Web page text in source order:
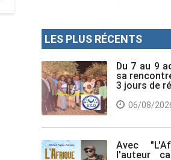
LES PLUS RÉCENTS
Du 7 au 9
sa
3 jours de
06/08/
Avec
l'auteur